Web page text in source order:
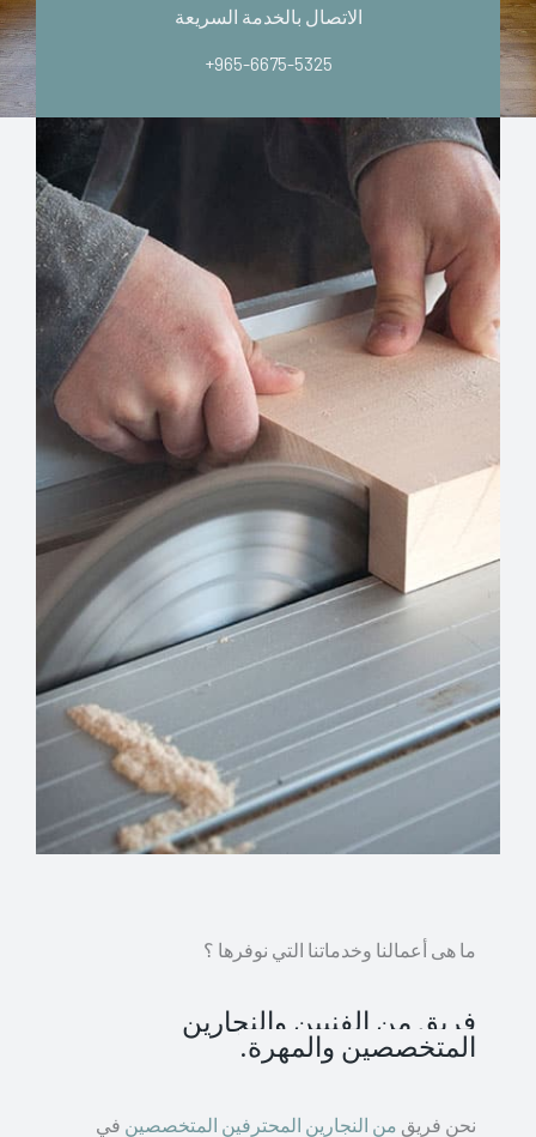
الاتصال بالخدمة السريعة
+965-6675-5325
ما هى أعمالنا وخدماتنا التي نوفرها ؟
فريق من الفنيين والنجارين
المتخصصين والمهرة.
نحن فريق من النجارين المحترفين المتخصصين في